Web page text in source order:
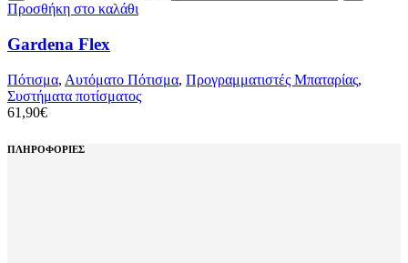
Προσθήκη στο καλάθι
Gardena Flex
Πότισμα, Αυτόματο Πότισμα, Προγραμματιστές Μπαταρίας,
Συστήματα ποτίσματος
61,90€
ΠΛΗΡΟΦΟΡΙΕΣ